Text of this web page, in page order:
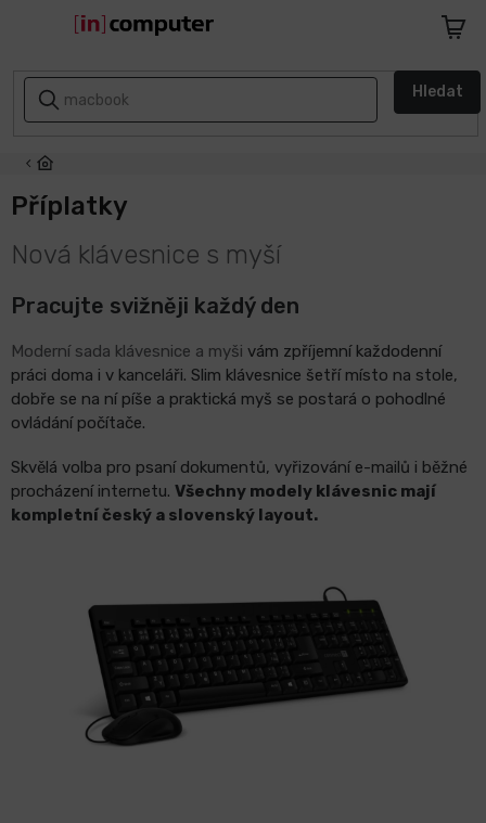
Hledat
AKCE
SLEVY
DO
ŠKOLY
Telefony
a
tablety
Apple
Příslušenství
Příplatky
V
p
s
č
l
á
n
k
ů
Nová klávesnice s myší
Pracujte svižněji každý den
Moderní sada klávesnice a myši vám zpříjemní každodenní
práci doma i v kanceláři. Slim klávesnice šetří místo na stole,
dobře se na ní píše a praktická myš se postará o pohodlné
ovládání počítače.
Skvělá volba pro psaní dokumentů, vyřizování e-mailů i běžné
procházení internetu. Všechny modely klávesnic mají
kompletní český a slovenský layout.